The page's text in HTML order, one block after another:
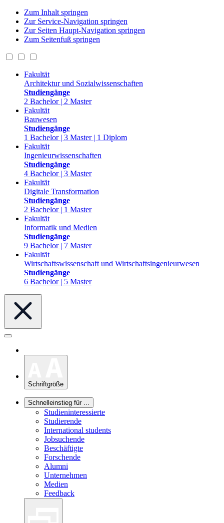
Zum Inhalt springen
Zur Service-Navigation springen
Zur Seiten Haupt-Navigation springen
Zum Seitenfuß springen
Fakultät
Architektur und Sozialwissenschaften
Studiengänge
2 Bachelor | 2 Master
Fakultät
Bauwesen
Studiengänge
1 Bachelor | 3 Master | 1 Diplom
Fakultät
Ingenieurwissenschaften
Studiengänge
4 Bachelor | 3 Master
Fakultät
Digitale Transformation
Studiengänge
2 Bachelor | 1 Master
Fakultät
Informatik und Medien
Studiengänge
9 Bachelor | 7 Master
Fakultät
Wirtschaftswissenschaft und Wirtschaftsingenieurwesen
Studiengänge
6 Bachelor | 5 Master
Schriftgröße
Schnelleinstieg für ...
Studieninteressierte
Studierende
International students
Jobsuchende
Beschäftigte
Forschende
Alumni
Unternehmen
Medien
Feedback